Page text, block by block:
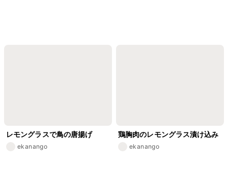
レモングラスで鳥の唐揚げ
ekanango
鶏胸肉のレモングラス漬け込み
ekanango